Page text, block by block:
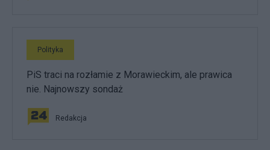
Polityka
PiS traci na rozłamie z Morawieckim, ale prawica
nie. Najnowszy sondaż
Redakcja